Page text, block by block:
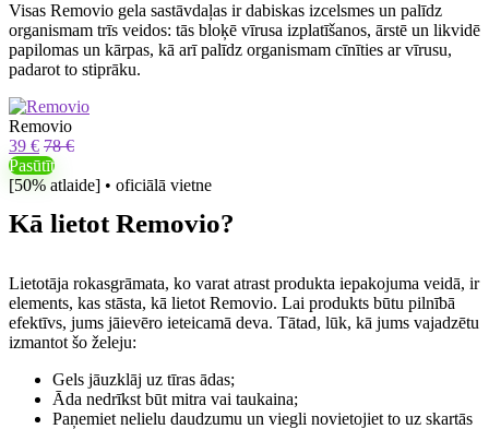
Visas Removio gela sastāvdaļas ir dabiskas izcelsmes un palīdz
organismam trīs veidos: tās bloķē vīrusa izplatīšanos, ārstē un likvidē
papilomas un kārpas, kā arī palīdz organismam cīnīties ar vīrusu,
padarot to stiprāku.
Removio
39 € 78 €
Pasūtīt
[50% atlaide] • oficiālā vietne
Kā lietot Removio?
Lietotāja rokasgrāmata, ko varat atrast produkta iepakojuma veidā, ir
elements, kas stāsta, kā lietot Removio. Lai produkts būtu pilnībā
efektīvs, jums jāievēro ieteicamā deva. Tātad, lūk, kā jums vajadzētu
izmantot šo želeju:
Gels jāuzklāj uz tīras ādas;
Āda nedrīkst būt mitra vai taukaina;
Paņemiet nelielu daudzumu un viegli novietojiet to uz skartās